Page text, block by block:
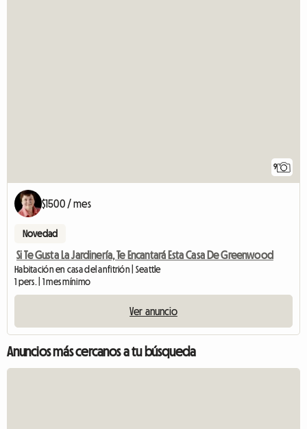
9
$1500 / mes
Novedad
Si Te Gusta La Jardinería, Te Encantará Esta Casa De Greenwood
Habitación en casa del anfitrión | Seattle
1 pers. | 1 mes mínimo
Ver anuncio
Anuncios más cercanos a tu búsqueda